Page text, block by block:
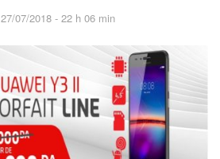
27/07/2018 - 22 h 06 min